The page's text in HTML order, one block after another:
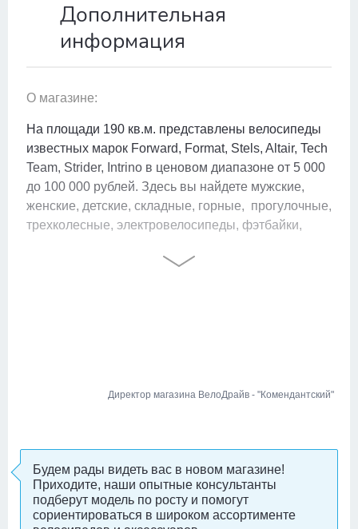
Дополнительная
информация
О магазине:
На площади 190 кв.м. представлены велосипеды
известных марок Forward, Format, Stels, Altair, Tech
Team, Strider, Intrino в ценовом диапазоне от 5 000
до 100 000 рублей. Здесь вы найдете мужские,
женские, детские, складные, горные, прогулочные,
трехколесные, электровелосипеды, фэтбайки,
детские, взрослые, трюковые самокаты,
модели прямо в магазине.
Если байк занимает слишком много места в
квартире, сдайте его нам назимнее хранение
получите перед сезоном уже настроенным.Мы
Директор магазина ВелоДрайв - "Комендантский"
Будем рады видеть вас в новом магазине!
Приходите, наши опытные консультанты
подберут модель по росту и помогут
сориентироваться в широком ассортименте